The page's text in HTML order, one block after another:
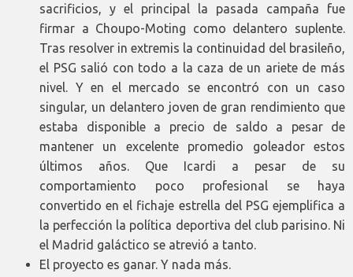
sacrificios, y el principal la pasada campaña fue
firmar a Choupo-Moting como delantero suplente.
Tras resolver in extremis la continuidad del brasileño,
el PSG salió con todo a la caza de un ariete de más
nivel. Y en el mercado se encontró con un caso
singular, un delantero joven de gran rendimiento que
estaba disponible a precio de saldo a pesar de
mantener un excelente promedio goleador estos
últimos años. Que Icardi a pesar de su
comportamiento poco profesional se haya
convertido en el fichaje estrella del PSG ejemplifica a
la perfección la política deportiva del club parisino. Ni
el Madrid galáctico se atrevió a tanto.
El proyecto es ganar. Y nada más.